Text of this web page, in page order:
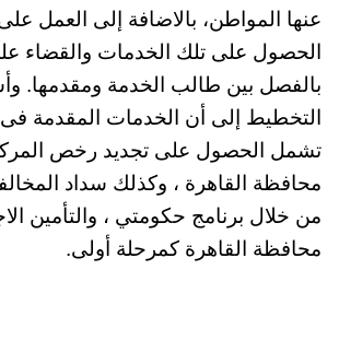
عنها المواطن، بالاضافة إلى العمل
الحصول على تلك الخدمات والقضاء
بالفصل بين طالب الخدمة ومقدمها.
التخطيط إلى أن الخدمات المقدمة فى
تشمل الحصول على تجديد رخص
محافظة القاهرة ، وكذلك سداد
من خلال برنامج حكومتي ، والتأمين
محافظة القاهرة كمرحلة أولى.